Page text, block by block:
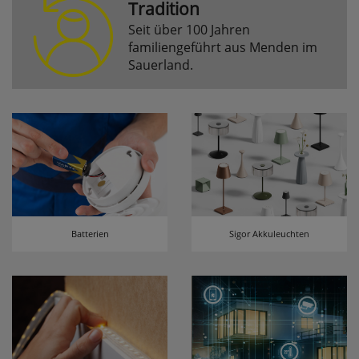
Tradition
Seit über 100 Jahren
familiengeführt aus Menden im
Sauerland.
Batterien Sigor Akkuleuchten
Komfortfunktionen
ws_pferdekaemper_01-aa_welcome_cookie
Dieses Cookie speichert Ihre Emailadresse, damit
Sie diese beim Betreten des Shops nicht erneut
eingeben müssen.
Design-Cookie
ws8_pferdekaemper_01-aa_design_cookie
Speichern des Suchbegriffes
searchvalue
Dieses Cookie speichert den einegebenen
Suchbegriff, damit Sie diesen beim Verfeinern
nicht erneut eingeben müssen.